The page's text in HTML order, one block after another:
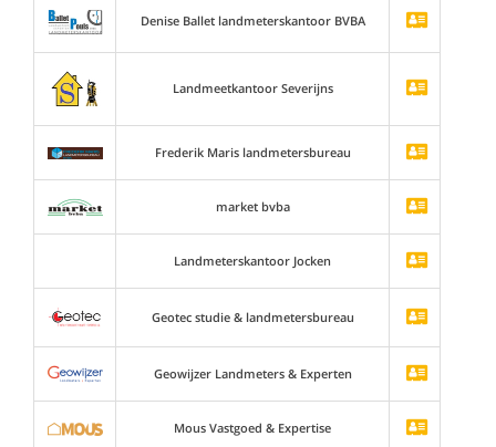
Denise Ballet landmeterskantoor BVBA
Landmeetkantoor Severijns
Frederik Maris landmetersbureau
market bvba
Landmeterskantoor Jocken
Geotec studie & landmetersbureau
Geowijzer Landmeters & Experten
Mous Vastgoed & Expertise